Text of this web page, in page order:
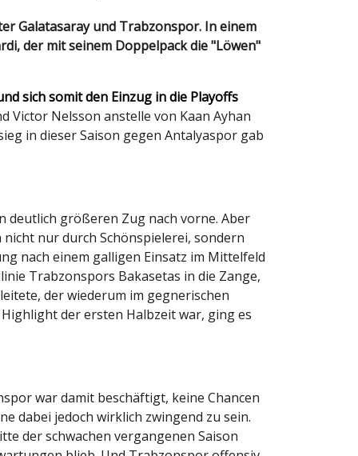
der mit seinem Doppelpack die "Löwen"
sich somit den Einzug in die Playoffs
Victor Nelsson anstelle von Kaan Ayhan
in dieser Saison gegen Antalyaspor gab
deutlich größeren Zug nach vorne. Aber
nur durch Schönspielerei, sondern
nach einem galligen Einsatz im Mittelfeld
Trabzonspors Bakasetas in die Zange,
der wiederum im gegnerischen
der ersten Halbzeit war, ging es
war damit beschäftigt, keine Chancen
dabei jedoch wirklich zwingend zu sein.
der schwachen vergangenen Saison